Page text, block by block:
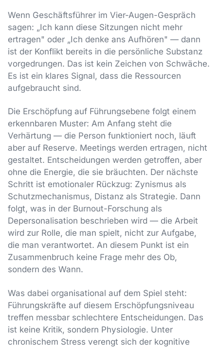
Wenn Geschäftsführer im Vier-Augen-Gespräch
sagen: „Ich kann diese Sitzungen nicht mehr
ertragen" oder „Ich denke ans Aufhören" — dann
ist der Konflikt bereits in die persönliche Substanz
vorgedrungen. Das ist kein Zeichen von Schwäche.
Es ist ein klares Signal, dass die Ressourcen
aufgebraucht sind.
Die Erschöpfung auf Führungsebene folgt einem
erkennbaren Muster: Am Anfang steht die
Verhärtung — die Person funktioniert noch, läuft
aber auf Reserve. Meetings werden ertragen, nicht
gestaltet. Entscheidungen werden getroffen, aber
ohne die Energie, die sie bräuchten. Der nächste
Schritt ist emotionaler Rückzug: Zynismus als
Schutzmechanismus, Distanz als Strategie. Dann
folgt, was in der Burnout-Forschung als
Depersonalisation beschrieben wird — die Arbeit
wird zur Rolle, die man spielt, nicht zur Aufgabe,
die man verantwortet. An diesem Punkt ist ein
Zusammenbruch keine Frage mehr des Ob,
sondern des Wann.
Was dabei organisational auf dem Spiel steht:
Führungskräfte auf diesem Erschöpfungsniveau
treffen messbar schlechtere Entscheidungen. Das
ist keine Kritik, sondern Physiologie. Unter
chronischem Stress verengt sich der kognitive